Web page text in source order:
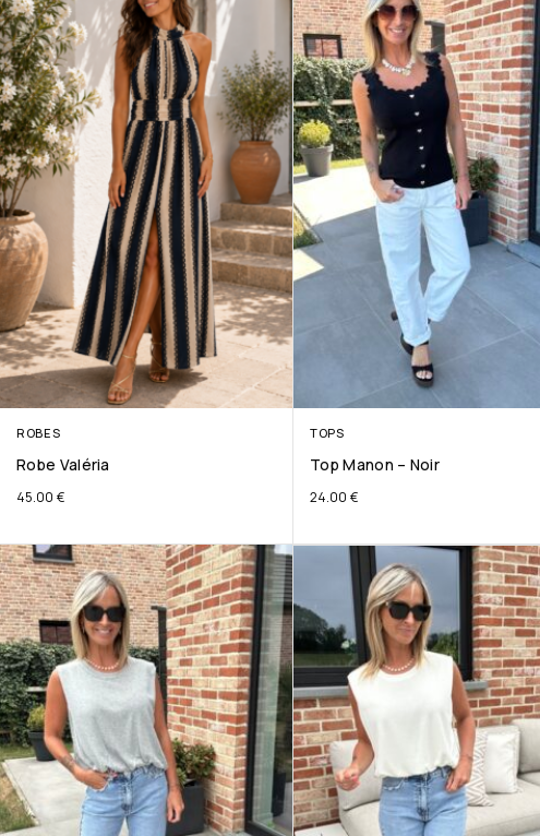
ROBES
Robe Valéria
45.00 €
TOPS
Top Manon – Noir
24.00 €